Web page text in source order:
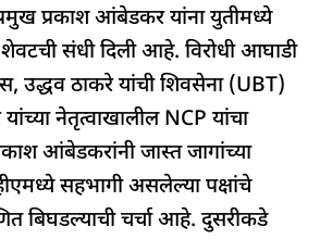
प्रकाश आंबेडकर यांना युतीमध्ये
शेवटची संधी दिली आहे. विरोधी आघाडी
उद्धव ठाकरे यांची शिवसेना (UBT)
नेतृत्वाखालील NCP यांचा
आंबेडकरांनी जास्त जागांच्या
सहभागी असलेल्या पक्षांचे
बिघडल्याची चर्चा आहे. दुसरीकडे